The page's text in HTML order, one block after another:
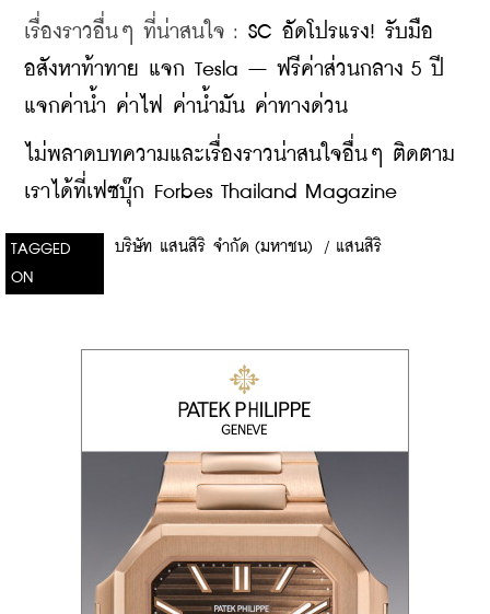
เรื่องราวอื่นๆ ที่น่าสนใจ : SC อัดโปรแรง! รับมือ
อสังหาท้าทาย แจก Tesla – ฟรีค่าส่วนกลาง 5 ปี
แจกค่าน้ำ ค่าไฟ ค่าน้ำมัน ค่าทางด่วน
ไม่พลาดบทความและเรื่องราวน่าสนใจอื่นๆ ติดตาม
เราได้ที่เฟซบุ๊ก Forbes Thailand Magazine
TAGGED
ON
บริษัท แสนสิริ จำกัด (มหาชน) / แสนสิริ